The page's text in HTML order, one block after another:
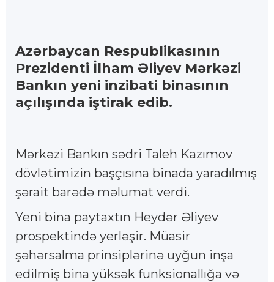
Azərbaycan Respublikasının
Prezidenti İlham Əliyev Mərkəzi
Bankın yeni inzibati binasının
açılışında iştirak edib.
Mərkəzi Bankın sədri Taleh Kazımov
dövlətimizin başçısına binada yaradılmış
şərait barədə məlumat verdi.
Yeni bina paytaxtın Heydər Əliyev
prospektində yerləşir. Müasir
şəhərsalma prinsiplərinə uyğun inşa
edilmiş bina yüksək funksionallığa və